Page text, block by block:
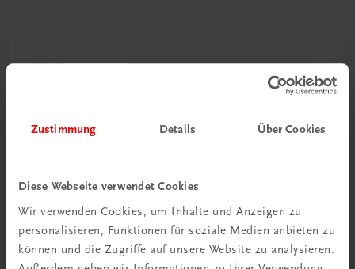
Zustimmung Details Über Cookies
Diese Webseite verwendet Cookies
Wir verwenden Cookies, um Inhalte und Anzeigen zu
personalisieren, Funktionen für soziale Medien anbieten zu
können und die Zugriffe auf unsere Website zu analysieren.
Schon entdeckt?
Ratgeber Schulpraxis